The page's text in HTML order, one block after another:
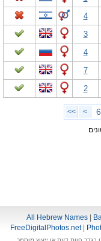
4
3
4
7
2
6
>
>>
All Hebrew Names
FreeDigitalPhotos.net|